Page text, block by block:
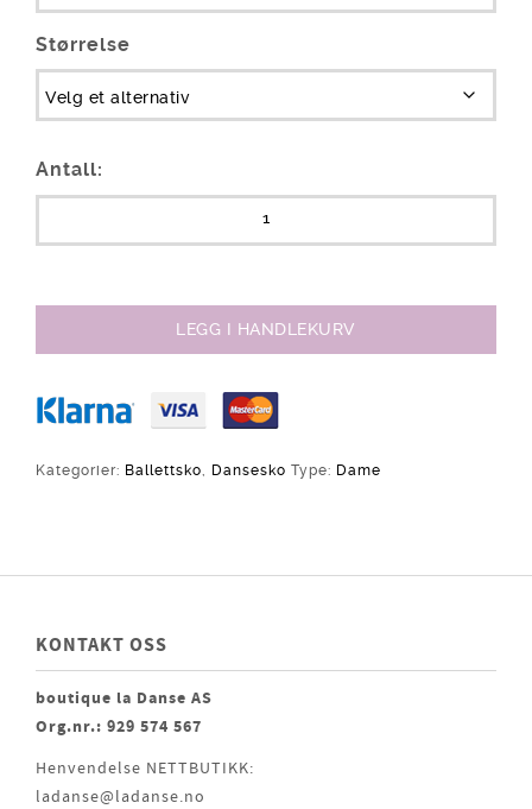
Størrelse
Antall:
LEGG I HANDLEKURV
Kategorier: Ballettsko, Dansesko Type: Dame
KONTAKT OSS
boutique la Danse AS
Org.nr.: 929 574 567
Henvendelse NETTBUTIKK:
ladanse@ladanse.no